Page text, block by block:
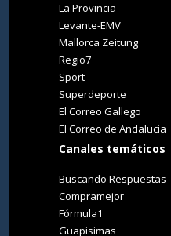
La Provincia
Levante-EMV
Mallorca Zeitung
Regio7
Sport
Superdeporte
El Correo Gallego
El Correo de Andalucia
Canales temáticos
Buscando Respuestas
Compramejor
Fórmula1
Guapisimas